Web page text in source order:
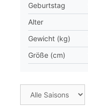
Geburtstag
Alter
Gewicht (kg)
Größe (cm)